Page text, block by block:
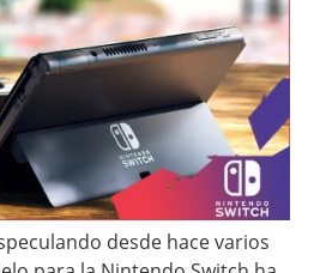
desde hace varios